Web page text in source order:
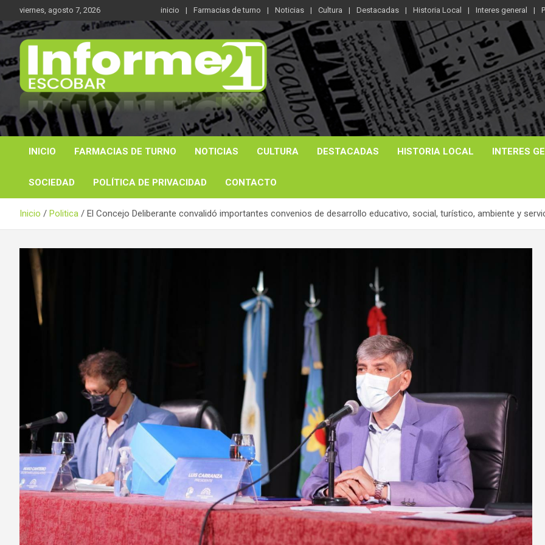
al
contenido
viernes, agosto 7, 2026 inicio Farmacias de turno Noticias Cultura Destacadas Historia Local Interes general
Informe 21
Noticas reales
INICIO FARMACIAS DE TURNO NOTICIAS CULTURA DESTACADAS HISTORIA LOCAL INTERES
SOCIEDAD POLÍTICA DE PRIVACIDAD CONTACTO
Inicio Politica El Concejo Deliberante convalidó importantes convenios de desarrollo educativo, social, turístico, ambiente y